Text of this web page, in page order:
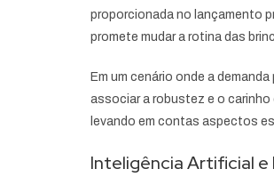
proporcionada no lançamento
promete mudar a rotina das
Em um cenário onde a
associar a robustez e o
levando em contas aspectos
Inteligência Artificial e